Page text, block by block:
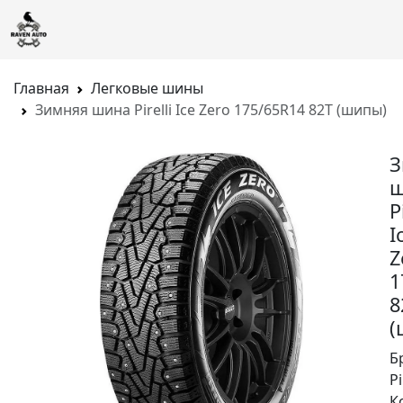
Главная
Легковые шины
Зимняя шина Pirelli Ice Zero 175/65R14 82T (шипы)